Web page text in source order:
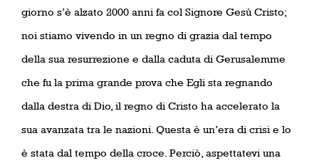
giorno s’è alzato 2000 anni fa col Signore Gesù Cristo;
noi stiamo vivendo in un regno di grazia dal tempo
della sua resurrezione e dalla caduta di Gerusalemme
che fu la prima grande prova che Egli sta regnando
dalla destra di Dio, il regno di Cristo ha accelerato la
sua avanzata tra le nazioni. Questa è un’era di crisi e lo
è stata dal tempo della croce. Perciò, aspettatevi una